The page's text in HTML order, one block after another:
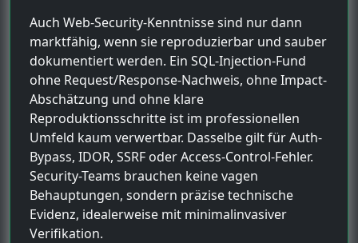
Auch Web-Security-Kenntnisse sind nur dann
marktfähig, wenn sie reproduzierbar und sauber
dokumentiert werden. Ein SQL-Injection-Fund
ohne Request/Response-Nachweis, ohne Impact-
Abschätzung und ohne klare
Reproduktionsschritte ist im professionellen
Umfeld kaum verwertbar. Dasselbe gilt für Auth-
Bypass, IDOR, SSRF oder Access-Control-Fehler.
Security-Teams brauchen keine vagen
Behauptungen, sondern präzise technische
Evidenz, idealerweise mit minimalinvasiver
Verifikation.